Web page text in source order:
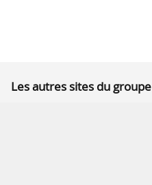
Les autres sites du groupe